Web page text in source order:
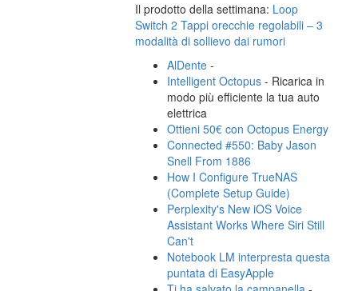
Il prodotto della settimana: Loop
Switch 2 Tappi orecchie regolabili – 3
modalità di sollievo dai rumori
AlDente -
Intelligent Octopus - Ricarica in
modo più efficiente la tua auto
elettrica
Ottieni 50€ con Octopus Energy
Connected #550: Baby Jason
Snell From 1886
How I Configure TrueNAS
(Complete Setup Guide)
Perplexity's New iOS Voice
Assistant Works Where Siri Still
Can't
Notebook LM interpresta questa
puntata di EasyApple